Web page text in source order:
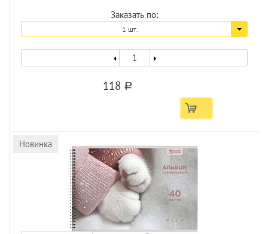
Заказать по:
1 шт.
118 a
Новинка